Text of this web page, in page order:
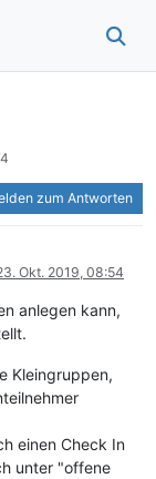
zum Antworten
Okt. 2019, 08:54
anlegen kann,
Kleingruppen,
einen Check In
unter "offene